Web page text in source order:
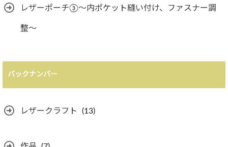
レザーポーチ③〜内ポケット縫い付け、ファスナー調
整〜
バックナンバー
レザークラフト (13)